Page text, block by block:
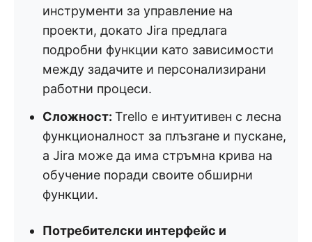
инструменти за управление на
проекти, докато Jira предлага
подробни функции като зависимости
между задачите и персонализирани
работни процеси.
Сложност: Trello е интуитивен с лесна
функционалност за плъзгане и пускане,
а Jira може да има стръмна крива на
обучение поради своите обширни
функции.
Потребителски интерфейс и